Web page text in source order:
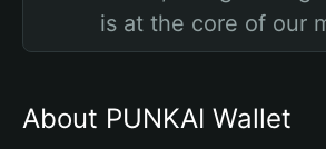
is at the core of our
About PUNKAI Wallet